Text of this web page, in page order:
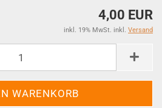
4,00 EUR
inkl. 19% MwSt. inkl. Versand